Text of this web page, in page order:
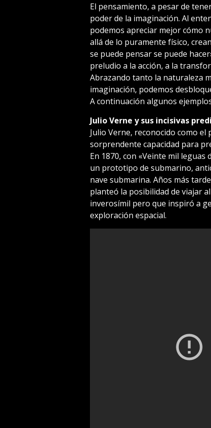
El pensamiento, a pesar de
poder de la imaginación. Al
podemos apreciar mejor cómo
allá de lo puramente físico,
se puede pensar se puede
preludio a la acción, a la
Abrazando tanto la naturaleza
imaginación, podemos
A continuación algunos
Julio Verne y sus incisivas
Julio Verne, reconocido como el
sorprendente capacidad para
En 1870, con «Veinte mil
un prototipo de submarino,
nave submarina. Años más
planteó la posibilidad de viajar
inverosímil pero que inspiró a
exploración espacial.